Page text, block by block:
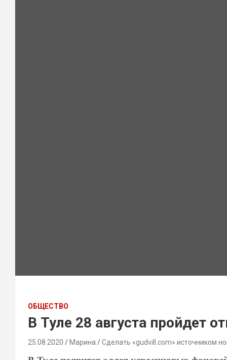
ОБЩЕСТВО
В Туле 28 августа пройдет
25.08.2020 Марина Сделать «gudvill.com» источником